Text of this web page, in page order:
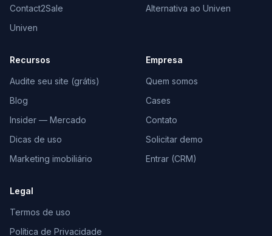
Contact2Sale
Univen
Alternativa ao Univen
Recursos
Audite seu site (grátis)
Blog
Insider — Mercado
Dicas de uso
Marketing imobiliário
Empresa
Quem somos
Cases
Contato
Solicitar demo
Entrar (CRM)
Legal
Termos de uso
Política de Privacidade